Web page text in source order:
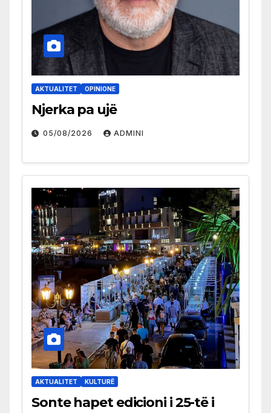
AKTUALITET OPINIONE
Njerka pa ujë
05/08/2026 ADMINI
AKTUALITET KULTURË
Sonte hapet edicioni i 25-të i